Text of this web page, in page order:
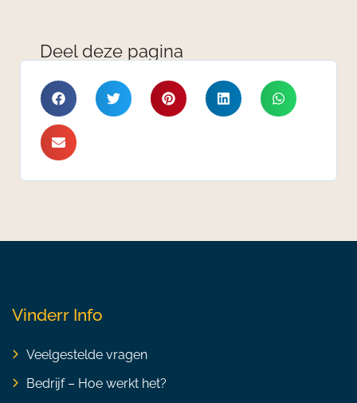
Deel deze pagina
Vinderr Info
Veelgestelde vragen
Bedrijf – Hoe werkt het?